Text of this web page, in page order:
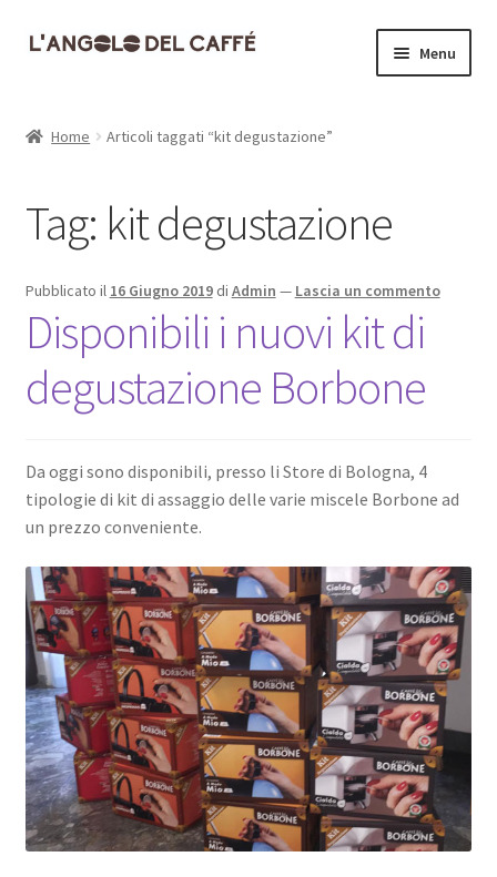
Vai
Vai
Menu
Cassa
Contatti
Dove siamo
Il mio account
Shop
Home Articoli taggati “kit degustazione”
Tag: kit degustazione
Pubblicato il 16 Giugno 2019 di Admin — Lascia un commento
Disponibili i nuovi kit di
degustazione Borbone
Da oggi sono disponibili, presso li Store di Bologna, 4
tipologie di kit di assaggio delle varie miscele Borbone ad
un prezzo conveniente.